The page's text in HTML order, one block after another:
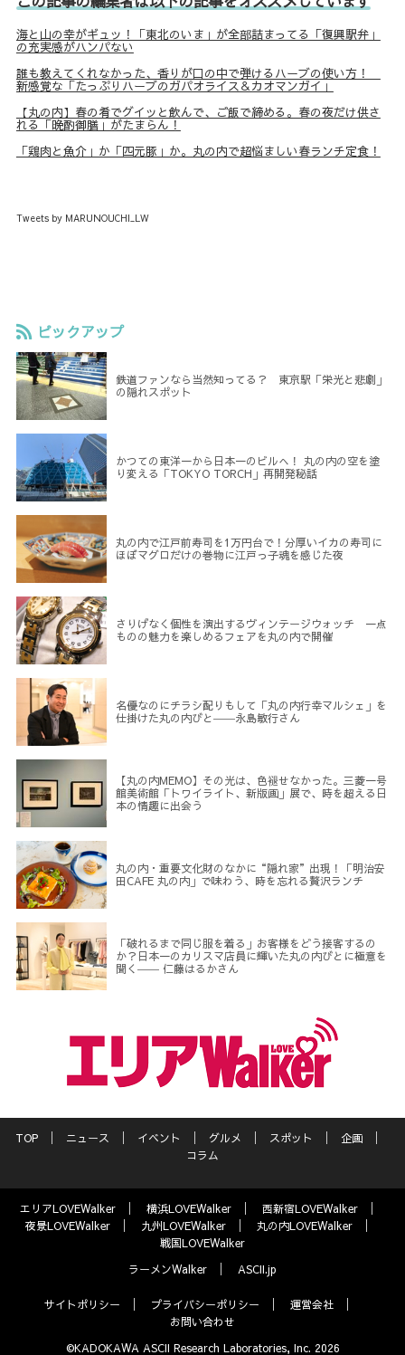
海と山の幸がギュッ！「東北のいま」が全部詰まってる「復興駅弁」
の充実感がハンパない
誰も教えてくれなかった、香りが口の中で弾けるハーブの使い方！
新感覚な「たっぷりハーブのガパオライス＆カオマンガイ」
【丸の内】春の肴でグイッと飲んで、ご飯で締める。春の夜だけ供さ
れる「晩酌御膳」がたまらん！
「鶏肉と魚介」か「四元豚」か。丸の内で超悩ましい春ランチ定食！
Tweets by MARUNOUCHI_LW
ピックアップ
鉄道ファンなら当然知ってる？ 東京駅「栄光と悲劇」
の隠れスポット
かつての東洋一から日本一のビルへ！ 丸の内の空を塗
り変える「TOKYO TORCH」再開発秘話
丸の内で江戸前寿司を1万円台で！分厚いイカの寿司に
ほぼマグロだけの巻物に江戸っ子魂を感じた夜
さりげなく個性を演出するヴィンテージウォッチ 一点
ものの魅力を楽しめるフェアを丸の内で開催
名優なのにチラシ配りもして「丸の内行幸マルシェ」を
仕掛けた丸の内びと――永島敏行さん
【丸の内MEMO】その光は、色褪せなかった。三菱一号
館美術館「トワイライト、新版画」展で、時を超える日
本の情趣に出会う
丸の内・重要文化財のなかに“隠れ家”出現！「明治安
田CAFE 丸の内」で味わう、時を忘れる贅沢ランチ
「破れるまで同じ服を着る」お客様をどう接客するの
か？日本一のカリスマ店員に輝いた丸の内びとに極意を
聞く―― 仁藤はるかさん
TOP ニュース イベント グルメ スポット
企画
コラム
エリアLOVEWalker 横浜LOVEWalker
西新宿LOVEWalker
夜景LOVEWalker
九州LOVEWalker
丸の内LOVEWalker
戦国LOVEWalker
ラーメンWalker
ASCII.jp
サイトポリシー プライバシーポリシー
運営会社
お問い合わせ
©KADOKAWA ASCII Research Laboratories, Inc. 2026